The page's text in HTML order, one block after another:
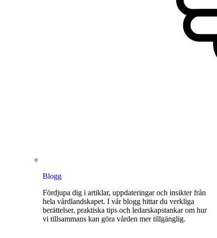
Blogg
Fördjupa dig i artiklar, uppdateringar och insikter från
hela vårdlandskapet. I vår blogg hittar du verkliga
berättelser, praktiska tips och ledarskapstankar om hur
vi tillsammans kan göra vården mer tillgänglig.